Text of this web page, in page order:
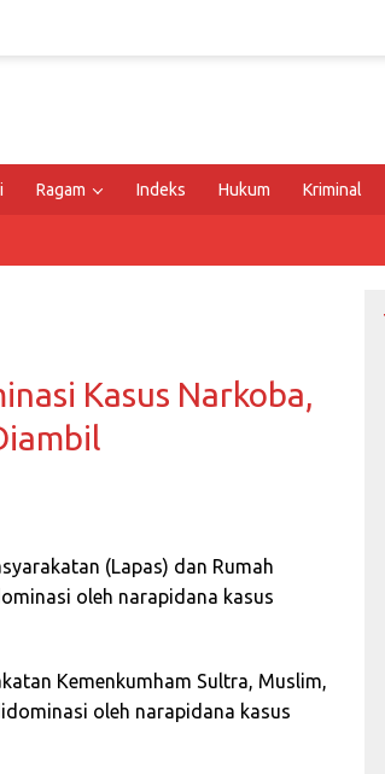
Ragam Indeks Hukum Kriminal
Kasus Narkoba,
(Lapas) dan Rumah
oleh narapidana kasus
Kemenkumham Sultra, Muslim,
oleh narapidana kasus